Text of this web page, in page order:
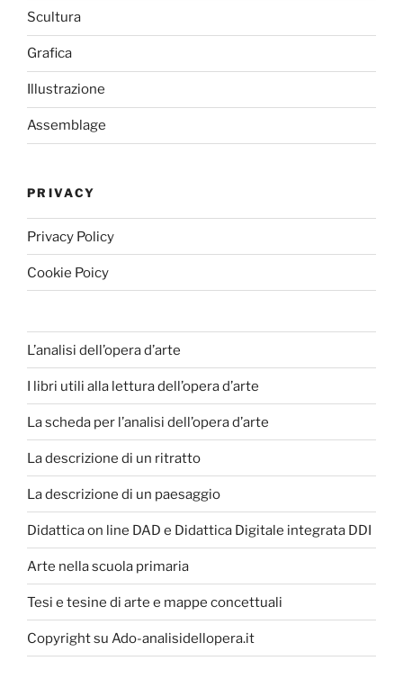
Scultura
Grafica
Illustrazione
Assemblage
PRIVACY
Privacy Policy
Cookie Poicy
L’analisi dell’opera d’arte
I libri utili alla lettura dell’opera d’arte
La scheda per l’analisi dell’opera d’arte
La descrizione di un ritratto
La descrizione di un paesaggio
Didattica on line DAD e Didattica Digitale integrata DDI
Arte nella scuola primaria
Tesi e tesine di arte e mappe concettuali
Copyright su Ado-analisidellopera.it